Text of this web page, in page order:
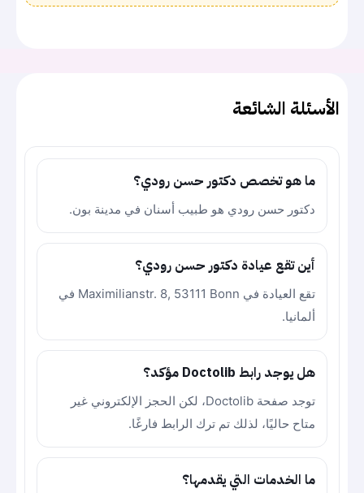
الأسئلة الشائعة
ما هو تخصص دكتور حسن رودي؟
دكتور حسن رودي هو طبيب أسنان في مدينة بون.
أين تقع عيادة دكتور حسن رودي؟
تقع العيادة في Maximilianstr. 8, 53111 Bonn في
ألمانيا.
هل يوجد رابط Doctolib مؤكد؟
توجد صفحة Doctolib، لكن الحجز الإلكتروني غير
متاح حاليًا، لذلك تم ترك الرابط فارغًا.
ما الخدمات التي يقدمها؟